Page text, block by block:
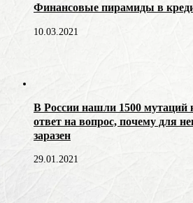
Финансовые пирамиды в
10.03.2021
В России нашли 1500 мутаций
ответ на вопрос, почему для
заразен
29.01.2021